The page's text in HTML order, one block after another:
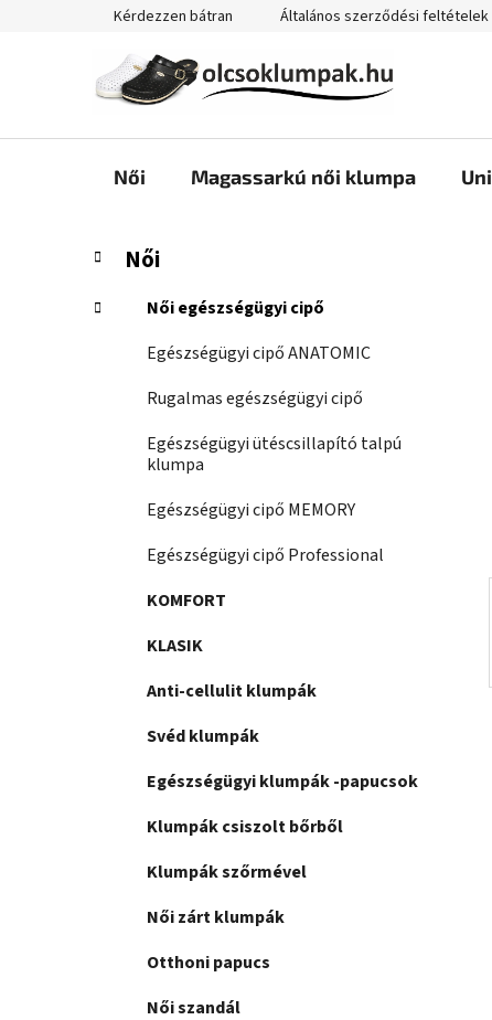
tartalomhoz
Kérdezzen bátran Általános szerződési feltételek
Női Magassarkú női klumpa
O
d
Kategóriák
átugrása
K
a
t
e
Női
Női egészségügyi cipő
Egészségügyi cipő ANATOMIC
Rugalmas egészségügyi cipő
Egészségügyi ütéscsillapító talpú
klumpa
Egészségügyi cipő MEMORY
Egészségügyi cipő Professional
KOMFORT
KLASIK
Anti-cellulit klumpák
Svéd klumpák
Egészségügyi klumpák -papucsok
Klumpák csiszolt bőrből
Klumpák szőrmével
Női zárt klumpák
Otthoni papucs
Női szandál